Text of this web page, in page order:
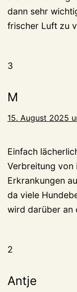
dann sehr
frischer Luft zu
3
M
15. August 2025
Einfach
Verbreitung von
Erkrankungen
da viele
wird darüber an
2
Antje